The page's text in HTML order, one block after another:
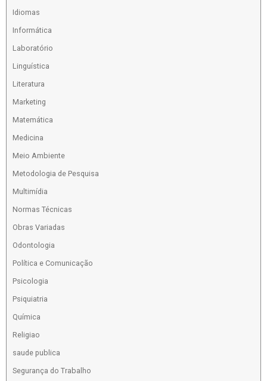
Idiomas
Informática
Laboratório
Linguística
Literatura
Marketing
Matemática
Medicina
Meio Ambiente
Metodologia de Pesquisa
Multimídia
Normas Técnicas
Obras Variadas
Odontologia
Política e Comunicação
Psicologia
Psiquiatria
Química
Religiao
saude publica
Segurança do Trabalho